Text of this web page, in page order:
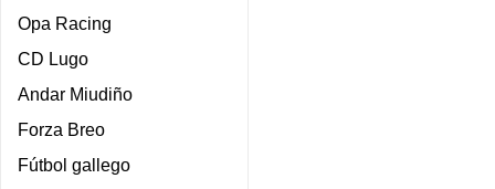
Opa Racing
CD Lugo
Andar Miudiño
Forza Breo
Fútbol gallego